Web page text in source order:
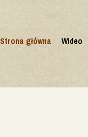
Strona główna Wideo